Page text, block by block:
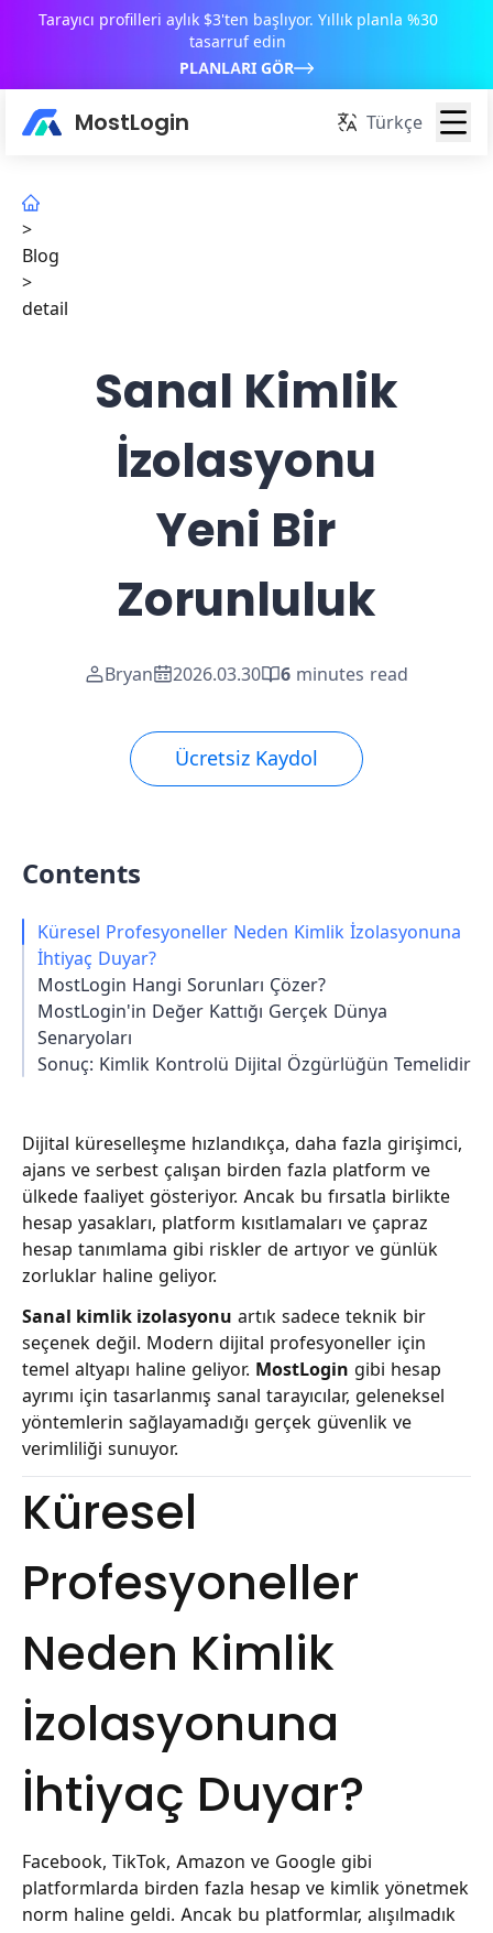
Tarayıcı profilleri aylık $3'ten başlıyor. Yıllık planla %30
tasarruf edin
PLANLARI GÖR
MostLogin Türkçe
>
Blog
>
detail
Sanal Kimlik
İzolasyonu
Yeni Bir
Zorunluluk
Bryan 2026.03.30 6 minutes read
Ücretsiz Kaydol
Contents
Küresel Profesyoneller Neden Kimlik İzolasyonuna
İhtiyaç Duyar?
MostLogin Hangi Sorunları Çözer?
MostLogin'in Değer Kattığı Gerçek Dünya
Senaryoları
Sonuç: Kimlik Kontrolü Dijital Özgürlüğün Temelidir
Dijital küreselleşme hızlandıkça, daha fazla girişimci,
ajans ve serbest çalışan birden fazla platform ve
ülkede faaliyet gösteriyor. Ancak bu fırsatla birlikte
hesap yasakları, platform kısıtlamaları ve çapraz
hesap tanımlama gibi riskler de artıyor ve günlük
zorluklar haline geliyor.
Sanal kimlik izolasyonu artık sadece teknik bir
seçenek değil. Modern dijital profesyoneller için
temel altyapı haline geliyor. MostLogin gibi hesap
ayrımı için tasarlanmış sanal tarayıcılar, geleneksel
yöntemlerin sağlayamadığı gerçek güvenlik ve
verimliliği sunuyor.
Küresel
Profesyoneller
Neden Kimlik
İzolasyonuna
İhtiyaç Duyar?
Facebook, TikTok, Amazon ve Google gibi
platformlarda birden fazla hesap ve kimlik yönetmek
norm haline geldi. Ancak bu platformlar, alışılmadık